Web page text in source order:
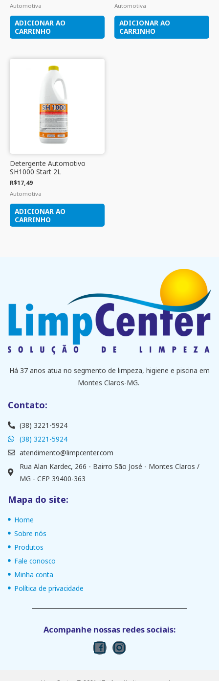
Automotiva
ADICIONAR AO
CARRINHO
Automotiva
ADICIONAR AO
CARRINHO
Detergente Automotivo
SH1000 Start 2L
R$17,49
Automotiva
ADICIONAR AO
CARRINHO
Há 37 anos atua no segmento de limpeza, higiene e piscina em
Montes Claros-MG.
Contato:
(38) 3221-5924
(38) 3221-5924
atendimento@limpcenter.com
Rua Alan Kardec, 266 - Bairro São José - Montes Claros /
MG - CEP 39400-363
Mapa do site:
Home
Sobre nós
Produtos
Fale conosco
Minha conta
Política de privacidade
Acompanhe nossas redes sociais: